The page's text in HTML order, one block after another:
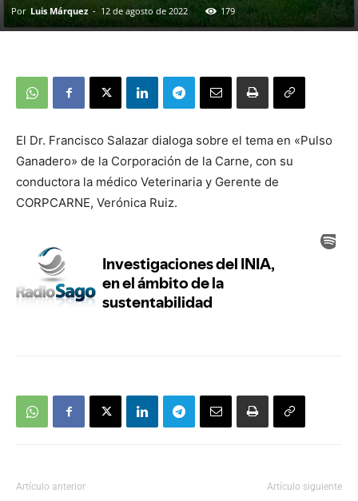
Por Luis Márquez - 12 de agosto de 2022 179
El Dr. Francisco Salazar dialoga sobre el tema en «Pulso
Ganadero» de la Corporación de la Carne, con su
conductora la médico Veterinaria y Gerente de
CORPCARNE, Verónica Ruiz.
Artículo anterior Artículo siguiente